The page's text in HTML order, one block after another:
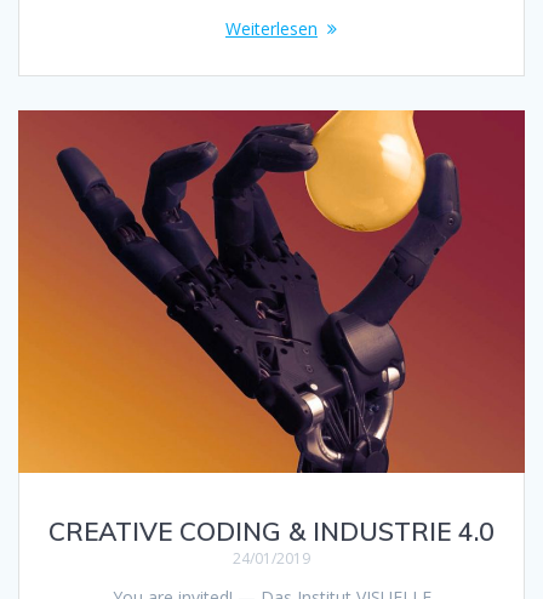
Weiterlesen
CREATIVE CODING & INDUSTRIE 4.0
24/01/2019